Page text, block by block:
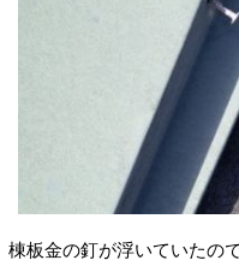
棟板金の釘が浮いていたの